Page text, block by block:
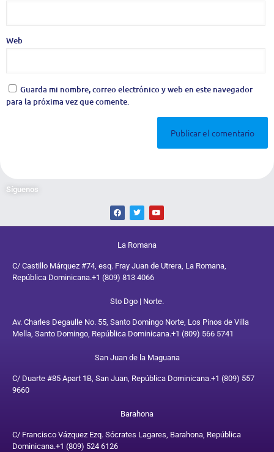
Web
Guarda mi nombre, correo electrónico y web en este navegador
para la próxima vez que comente.
Síguenos
La Romana
C/ Castillo Márquez #74, esq. Fray Juan de Utrera, La Romana,
República Dominicana.+1 (809) 813 4066
Sto Dgo | Norte.
Av. Charles Degaulle No. 55, Santo Domingo Norte, Los Pinos de Villa
Mella, Santo Domingo, República Dominicana.+1 (809) 566 5741
San Juan de la Maguana
C/ Duarte #85 Apart 1B, San Juan, República Dominicana.+1 (809) 557
9660
Barahona
C/ Francisco Vázquez Ezq. Sócrates Lagares, Barahona, República
Dominicana.+1 (809) 524 6126